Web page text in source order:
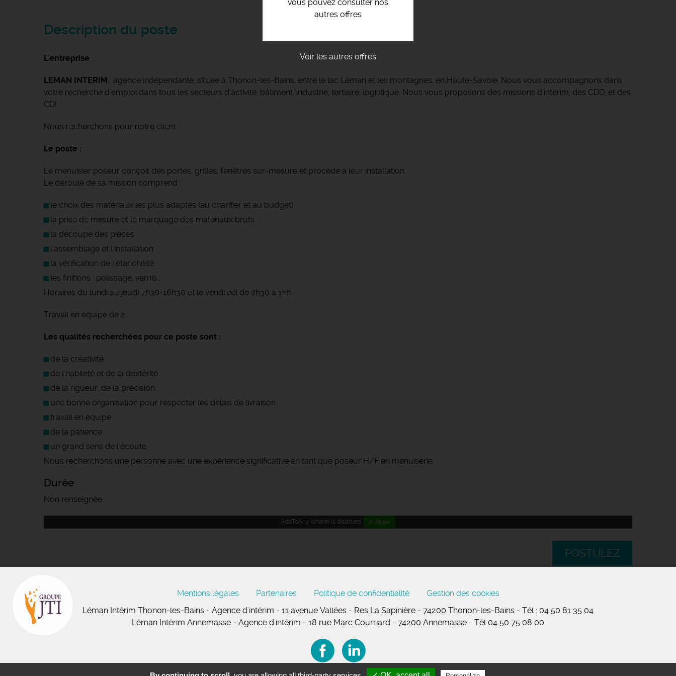
vous pouvez consulter nos
autres offres
Voir les autres offres
Description du poste
L'entreprise
LEMAN INTERIM, agence indépendante, située à Thonon-les-Bains, entre le lac Léman et les montagnes, en Haute-Savoie. Nous vous accompagnons dans
votre recherche d'emploi dans tous les secteurs d'activité, bâtiment, industrie, tertiaire, logistique. Nous vous proposons des missions d'intérim, des CDD, et des
CDI.
Nous recherchons pour notre client :
Le poste :
Le menuisier poseur conçoit des portes, grilles, fenêtres sur-mesure et procède à leur installation.
Le déroulé de sa mission comprend :
le choix des matériaux les plus adaptés (au chantier et au budget)
la prise de mesure et le marquage des matériaux bruts
la découpe des pièces
l'assemblage et l'installation
la vérification de l'étanchéité
les finitions : polissage, vernis...
Horaires du lundi au jeudi 7h30-16h30 et le vendredi de 7h30 à 12h.
Travail en équipe de 2.
Les qualités recherchées pour ce poste sont :
de la créativité
de l'habileté et de la dextérité
de la rigueur, de la précision
une bonne organisation pour respecter les délais de livraison
travail en équipe
de la patience
un grand sens de l'écoute.
Nous recherchons une personne avec une expérience significative en tant que poseur H/F en menuiserie.
Durée
Non renseignée
AddToAny (share) is disabled. ✓ Allow
POSTULEZ
Mentions légales Partenaires Politique de confidentialité
Gestion des cookies
Léman Intérim Thonon-les-Bains - Agence d'intérim - 11 avenue Vallées - Res La Sapinière - 74200 Thonon-les-Bains - Tél : 04 50 81 35 04
Léman Intérim Annemasse - Agence d'intérim - 18 rue Marc Courriard - 74200 Annemasse - Tél 04 50 75 08 00